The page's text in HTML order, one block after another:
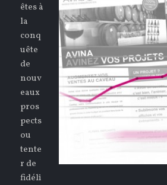
êtes à
la
conq
uête
de
nouv
eaux
pros
pects
ou
tente
r de
fidéli